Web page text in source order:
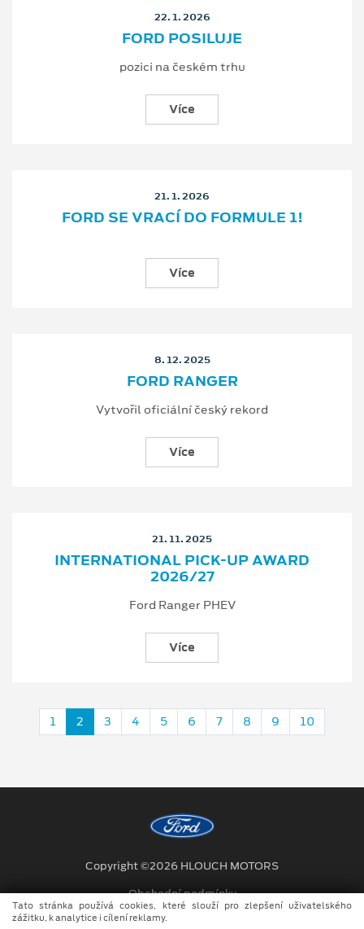
22. 1. 2026
FORD POSILUJE
pozici na českém trhu
Více
21. 1. 2026
FORD SE VRACÍ DO FORMULE 1!
Více
8. 12. 2025
FORD RANGER
Vytvořil oficiální český rekord
Více
21. 11. 2025
INTERNATIONAL PICK-UP AWARD
2026/27
Ford Ranger PHEV
Více
1 2 3 4 5 6 7 8 9 10
Copyright ©2026 HLOUCH MOTORS
Obchodní podmínky
Ochrana osobních údajů
Tato stránka používá cookies, které slouží pro zlepšení uživatelského
zážitku, k analytice i cílení reklamy.